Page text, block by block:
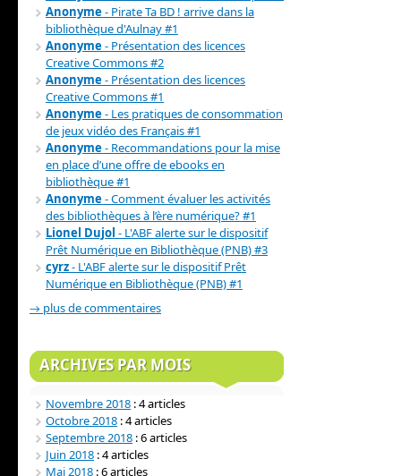
Anonyme- Pirate Ta BD ! arrive dans la
bibliothèque d'Aulnay #1
Anonyme- Présentation des licences
Creative Commons #2
Anonyme- Présentation des licences
Creative Commons #1
Anonyme- Les pratiques de consommation
de jeux vidéo des Français #1
Anonyme- Recommandations pour la mise
en place d’une offre de ebooks en
bibliothèque #1
Anonyme- Comment évaluer les activités
des bibliothèques à l’ère numérique? #1
Lionel Dujol - L'ABF alerte sur le dispositif
Prêt Numérique en Bibliothèque (PNB) #3
cyrz- L'ABF alerte sur le dispositif Prêt
Numérique en Bibliothèque (PNB) #1
→ plus de commentaires
ARCHIVES PAR MOIS
Novembre 2018 : 4 articles
Octobre 2018 : 4 articles
Septembre 2018 : 6 articles
Juin 2018 : 4 articles
Mai 2018 : 6 articles